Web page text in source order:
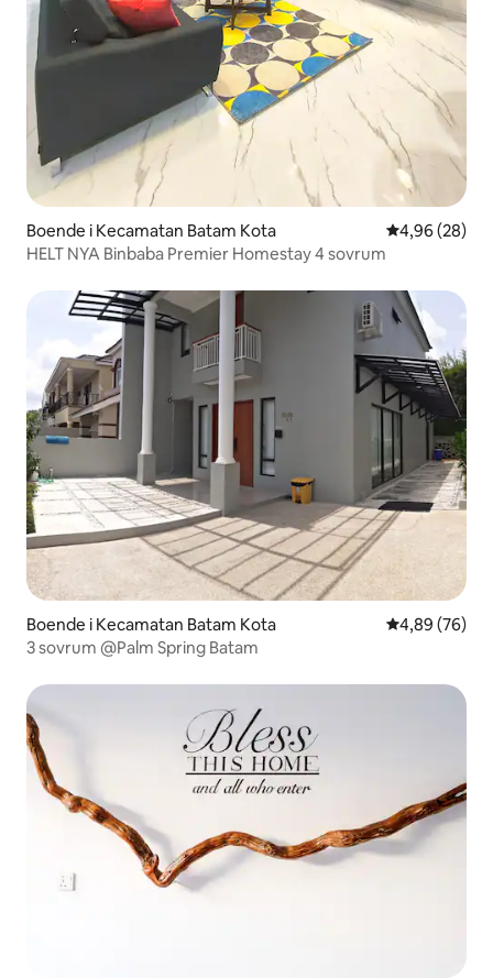
Boende i Kecamatan Batam Kota 4,96 av 5 i
4,96 (28)
HELT NYA Binbaba Premier Homestay 4 sovrum
Boende i Kecamatan Batam Kota 4,89 av 5 i
4,89 (76)
3 sovrum @Palm Spring Batam